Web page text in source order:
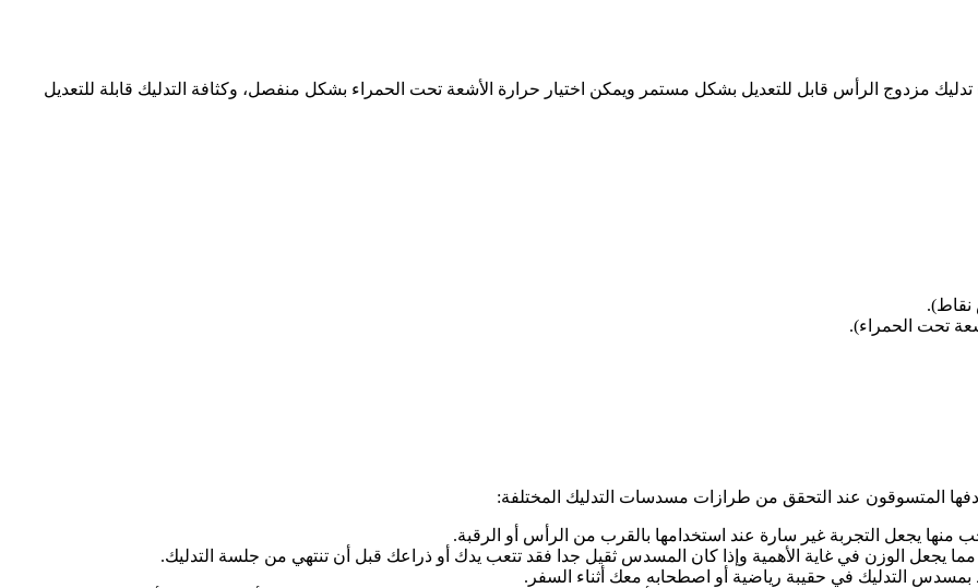
مزدوج الرأس قابل للتعديل بشكل مستمر ويمكن اختيار حرارة الأشعة تحت الحمراء بشكل منفصل، وكثافة التدليك قابلة للتعديل
نقاط).
تحت الحمراء).
المتسوقون عند التحقق من طرازات مسدسات التدليك المختلفة:
يجعل التجربة غير سارة عند استخدامها بالقرب من الرأس أو الرقبة.
يجعل الوزن في غاية الأهمية وإذا كان المسدس ثقيل جدا فقد تتعب يدك أو ذراعك قبل أن تنتهي من جلسة التدليك.
بمسدس التدليك في حقيبة رياضية أو اصطحابه معك أثناء السفر.